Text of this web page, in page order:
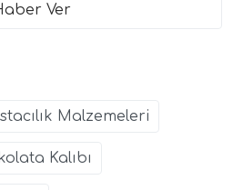
Ver
Malzemeleri
Kalıbı